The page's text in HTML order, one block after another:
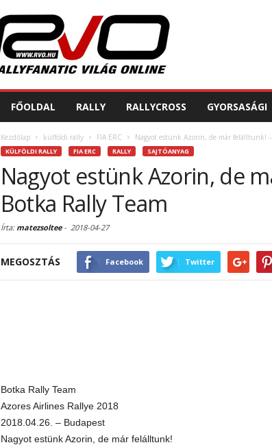
FŐOLDAL RALLY RALLYCROSS GYORSASÁGI
Kezdőlap külföldi rally FIA ERC Nagyot estünk Azorin, de már felálltunk! –
KÜLFÖLDI RALLY FIA ERC RALLY SAJTÓANYAG
Nagyot estünk Azorin, de
Botka Rally Team
Írta: matezsoltee- 2018-04-27
MEGOSZTÁS Facebook Twitter
Botka Rally Team
Azores Airlines Rallye 2018
2018.04.26. – Budapest
Nagyot estünk Azorin, de már felálltunk!